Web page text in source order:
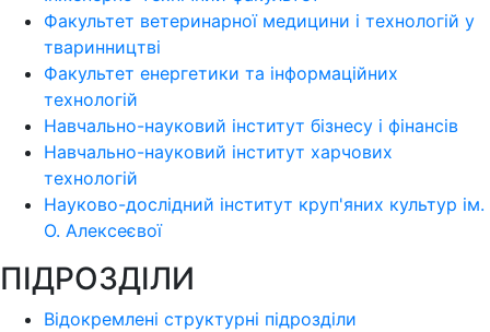
Факультет ветеринарної медицини і технологій у
тваринництві
Факультет енергетики та інформаційних
технологій
Навчально-науковий інститут бізнесу і фінансів
Навчально-науковий інститут харчових
технологій
Науково-дослідний інститут круп'яних культур ім.
О. Алексеєвої
ПІДРОЗДІЛИ
Відокремлені структурні підрозділи